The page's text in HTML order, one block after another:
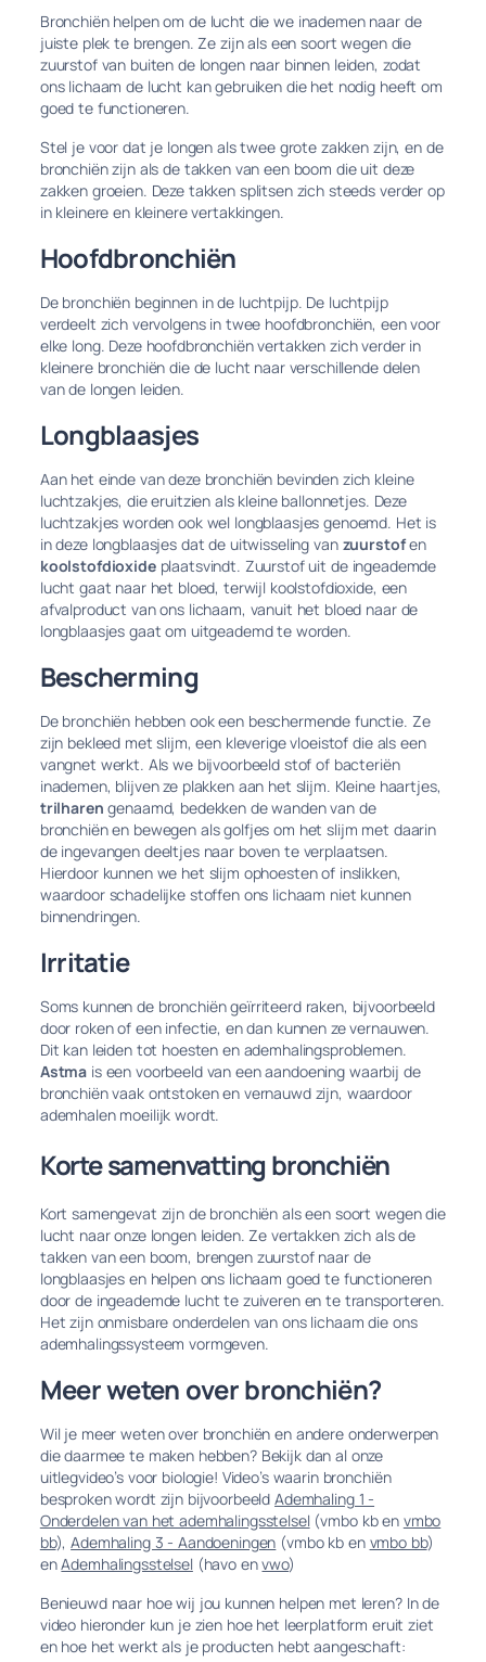
Bronchiën helpen om de lucht die we inademen naar de
juiste plek te brengen. Ze zijn als een soort wegen die
zuurstof van buiten de longen naar binnen leiden, zodat
ons lichaam de lucht kan gebruiken die het nodig heeft om
goed te functioneren.
Stel je voor dat je longen als twee grote zakken zijn, en de
bronchiën zijn als de takken van een boom die uit deze
zakken groeien. Deze takken splitsen zich steeds verder op
in kleinere en kleinere vertakkingen.
Hoofdbronchiën
De bronchiën beginnen in de luchtpijp. De luchtpijp
verdeelt zich vervolgens in twee hoofdbronchiën, een voor
elke long. Deze hoofdbronchiën vertakken zich verder in
kleinere bronchiën die de lucht naar verschillende delen
van de longen leiden.
Longblaasjes
Aan het einde van deze bronchiën bevinden zich kleine
luchtzakjes, die eruitzien als kleine ballonnetjes. Deze
luchtzakjes worden ook wel longblaasjes genoemd. Het is
in deze longblaasjes dat de uitwisseling van zuurstofen
koolstofdioxideplaatsvindt. Zuurstof uit de ingeademde
lucht gaat naar het bloed, terwijl koolstofdioxide, een
afvalproduct van ons lichaam, vanuit het bloed naar de
longblaasjes gaat om uitgeademd te worden.
Bescherming
De bronchiën hebben ook een beschermende functie. Ze
zijn bekleed met slijm, een kleverige vloeistof die als een
vangnet werkt. Als we bijvoorbeeld stof of bacteriën
inademen, blijven ze plakken aan het slijm. Kleine haartjes,
trilharen genaamd, bedekken de wanden van de
bronchiën en bewegen als golfjes om het slijm met daarin
de ingevangen deeltjes naar boven te verplaatsen.
Hierdoor kunnen we het slijm ophoesten of inslikken,
waardoor schadelijke stoffen ons lichaam niet kunnen
binnendringen.
Irritatie
Soms kunnen de bronchiën geïrriteerd raken, bijvoorbeeld
door roken of een infectie, en dan kunnen ze vernauwen.
Dit kan leiden tot hoesten en ademhalingsproblemen.
Astma is een voorbeeld van een aandoening waarbij de
bronchiën vaak ontstoken en vernauwd zijn, waardoor
ademhalen moeilijk wordt.
Korte samenvatting bronchiën
Kort samengevat zijn de bronchiën als een soort wegen die
lucht naar onze longen leiden. Ze vertakken zich als de
takken van een boom, brengen zuurstof naar de
longblaasjes en helpen ons lichaam goed te functioneren
door de ingeademde lucht te zuiveren en te transporteren.
Het zijn onmisbare onderdelen van ons lichaam die ons
ademhalingssysteem vormgeven.
Meer weten over bronchiën?
Wil je meer weten over bronchiën en andere onderwerpen
die daarmee te maken hebben? Bekijk dan al onze
uitlegvideo’s voor biologie! Video’s waarin bronchiën
besproken wordt zijn bijvoorbeeldAdemhaling 1 -
Onderdelen van het ademhalingsstelsel(vmbo kb en vmbo
bb),Ademhaling 3 - Aandoeningen (vmbo kb en vmbo bb)
enAdemhalingsstelsel(havo envwo)
Benieuwd naar hoe wij jou kunnen helpen met leren? In de
video hieronder kun je zien hoe het leerplatform eruit ziet
en hoe het werkt als je producten hebt aangeschaft: